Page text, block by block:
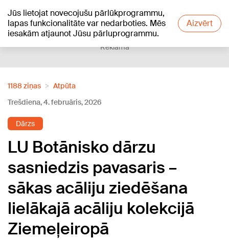
Jūs lietojat novecojušu pārlūkprogrammu,
lapas funkcionalitāte var nedarboties. Mēs
iesakām atjaunot Jūsu pārluprogrammu.
Aizvērt
+13°C
Reklāma
1188 ziņas
Atpūta
Trešdiena, 4. februāris, 2026
Dārzs
LU Botānisko dārzu
sasniedzis pavasaris –
sākas acāliju ziedēšana
lielākajā acāliju kolekcijā
Ziemeļeiropā